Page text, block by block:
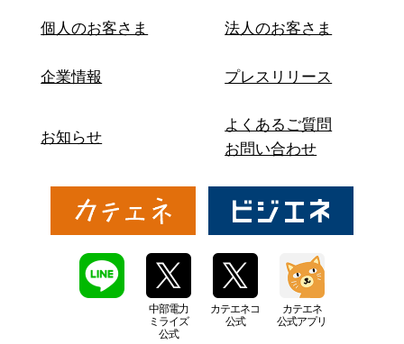
個人のお客さま 法人のお客さま
企業情報 プレスリリース
お知らせ
よくあるご質問
お問い合わせ
中部電力
ミライズ
公式
カテエネコ
公式
カテエネ
公式アプリ